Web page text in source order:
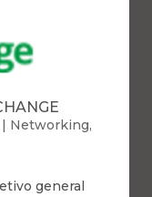
| Networking,
general